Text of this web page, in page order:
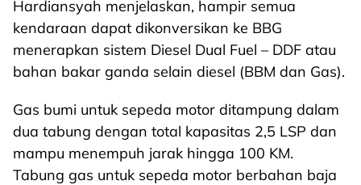
Hardiansyah menjelaskan, hampir semua
kendaraan dapat dikonversikan ke BBG
menerapkan sistem Diesel Dual Fuel – DDF atau
bahan bakar ganda selain diesel (BBM dan Gas).
Gas bumi untuk sepeda motor ditampung dalam
dua tabung dengan total kapasitas 2,5 LSP dan
mampu menempuh jarak hingga 100 KM.
Tabung gas untuk sepeda motor berbahan baja